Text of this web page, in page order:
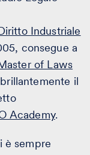
Industriale
consegue a
of Laws
il
Academy.
è sempre